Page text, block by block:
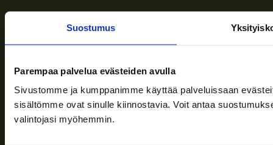
Suostumus
Parempaa palvelua evästeiden avulla
Sivustomme ja kumppanimme käyttää palveluissaan
sisältömme ovat sinulle kiinnostavia. Voit antaa
valintojasi myöhemmin.
Leveransvillkor
Företaget
Information och stöd